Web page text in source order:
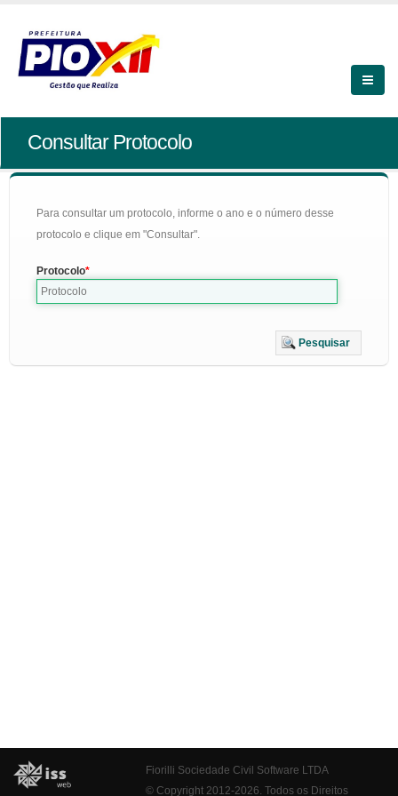
Consultar Protocolo
Para consultar um protocolo, informe o ano e o número desse
protocolo e clique em "Consultar".
Protocolo
Pesquisar
Fiorilli Sociedade Civil Software LTDA
© Copyright 2012-2026. Todos os Direitos